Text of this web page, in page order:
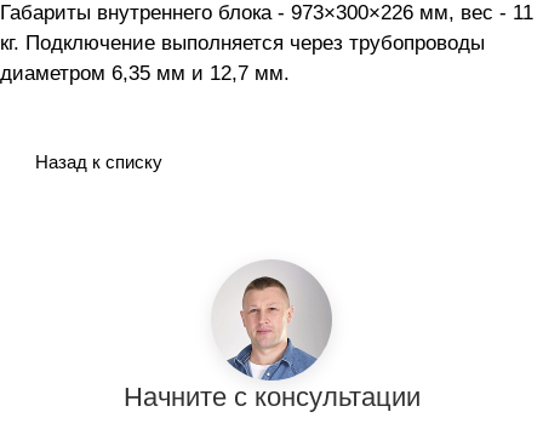
Габариты внутреннего блока - 973×300×226 мм, вес - 11
кг. Подключение выполняется через трубопроводы
диаметром 6,35 мм и 12,7 мм.
Назад к списку
Начните с консультации